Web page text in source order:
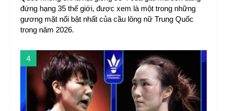
đứng hạng 35 thế giới, được xem là một trong những
gương mặt nổi bật nhất của cầu lông nữ Trung Quốc
trong năm 2026.
4